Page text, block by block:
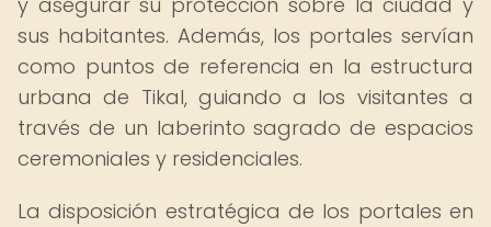
sus habitantes. Además, los portales servían
como puntos de referencia en la estructura
urbana de Tikal, guiando a los visitantes a
través de un laberinto sagrado de espacios
ceremoniales y residenciales.
La disposición estratégica de los portales en